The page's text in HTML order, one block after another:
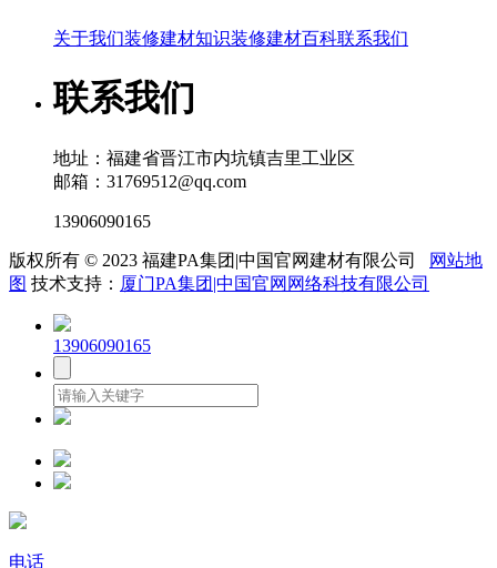
关于我们装修建材知识装修建材百科联系我们
联系我们
地址：福建省晋江市内坑镇吉里工业区
邮箱：31769512@qq.com
13906090165
版权所有 © 2023 福建PA集团|中国官网建材有限公司
网站地
图 技术支持： 厦门PA集团|中国官网网络科技有限公司
13906090165
电话